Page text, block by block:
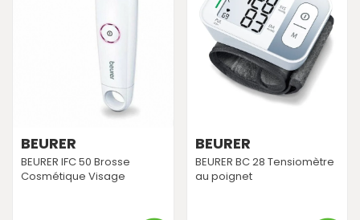
BEURER
BEURER IFC 50 Brosse
Cosmétique Visage
BEURER
BEURER BC 28 Tensiomètre
au poignet